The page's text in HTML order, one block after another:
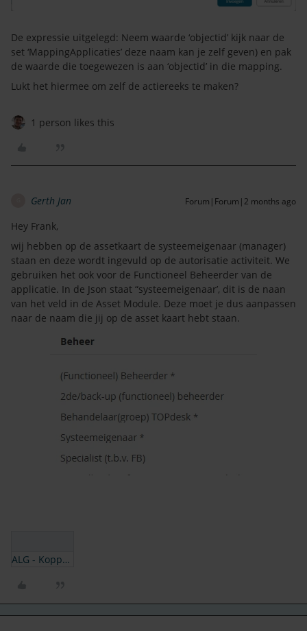
De expressie uitgelegd: Neem waarde ‘objectid’ kijk naar de
set ‘MappingApplicaties’ deze naam kan je zelf geven) en pak
de waarde die toegewezen is aan ‘objectid’ in die mapping.
Lukt het hiermee om zelf de actiereeks te maken?
1 person likes this
Gerth Jan Forum|Forum|2 months ago
Hey Frank,
wij hebben op de assetkaart de systeemeigenaar (manager)
staan en deze wordt ingevuld op de autorisatie activiteit. We
gebruiken het ook voor de Functioneel Beheerder van de
applicatie. In de Json staat “systeemeigenaar’, dit is de naan
van het veld in de Asset Module. Deze moet je dus aanpassen
naar de naam die jij op de asset kaart hebt staan.
ALG - Koppelt Systeemeigenaar o.b.v. Asset (1).json